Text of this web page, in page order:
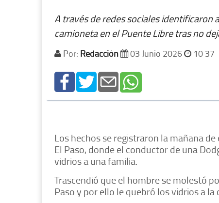
A través de redes sociales
camioneta en el Puente Libre tras no
Por: Redacción 03 Junio 2026 10 37
Los hechos se registraron la mañana
El Paso, donde el conductor de una
vidrios a una familia.
Trascendió que el hombre se molestó
Paso y por ello le quebró los vidrios a la